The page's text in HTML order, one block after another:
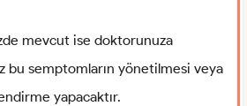
mevcut ise doktorunuza
bu semptomların yönetilmesi veya
yapacaktır.